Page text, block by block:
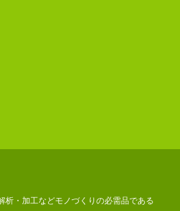
析・加工などモノづくりの必需品である